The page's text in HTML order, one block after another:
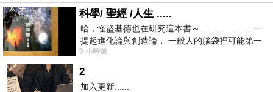
科學/ 聖經 /人生 .....
哈，怪盜基德也在研究這本書～ _ _ _ _ _ _ _ 一
提起進化論與創造論， 一般人的腦袋裡可能第一
時間就有「 進化論很科
9 小時前
2
加入更新......